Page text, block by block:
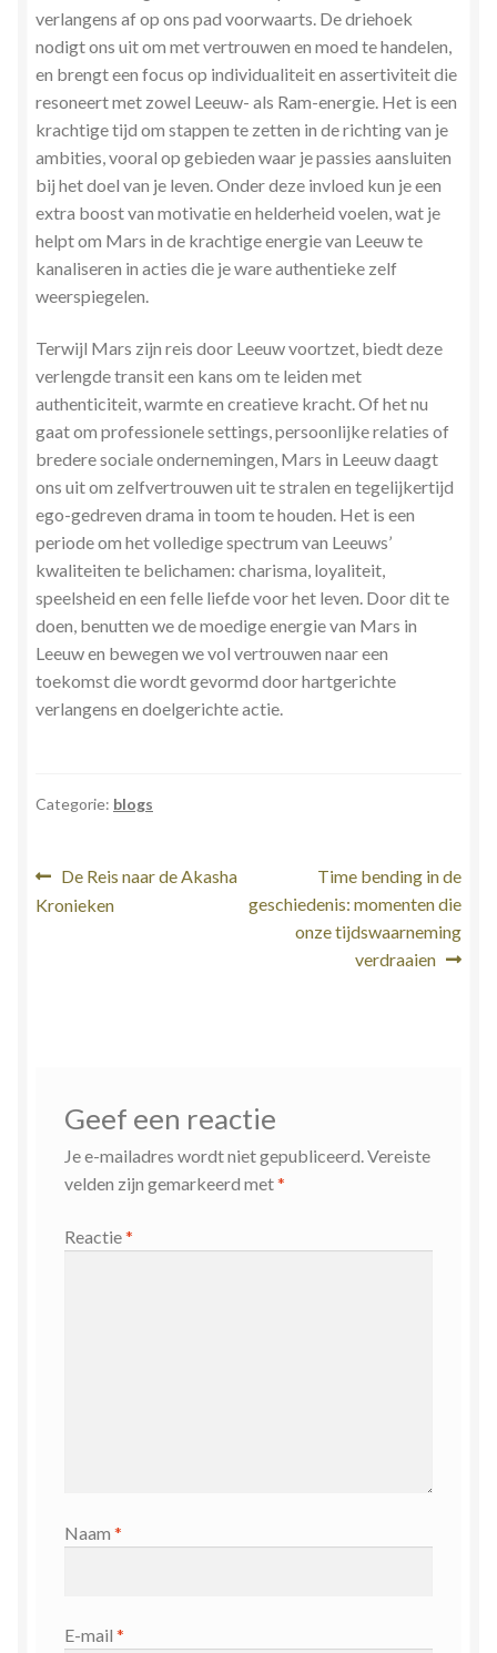
verlangens af op ons pad voorwaarts. De driehoek
nodigt ons uit om met vertrouwen en moed te handelen,
en brengt een focus op individualiteit en assertiviteit die
resoneert met zowel Leeuw- als Ram-energie. Het is een
krachtige tijd om stappen te zetten in de richting van je
ambities, vooral op gebieden waar je passies aansluiten
bij het doel van je leven. Onder deze invloed kun je een
extra boost van motivatie en helderheid voelen, wat je
helpt om Mars in de krachtige energie van Leeuw te
kanaliseren in acties die je ware authentieke zelf
weerspiegelen.
Terwijl Mars zijn reis door Leeuw voortzet, biedt deze
verlengde transit een kans om te leiden met
authenticiteit, warmte en creatieve kracht. Of het nu
gaat om professionele settings, persoonlijke relaties of
bredere sociale ondernemingen, Mars in Leeuw daagt
ons uit om zelfvertrouwen uit te stralen en tegelijkertijd
ego-gedreven drama in toom te houden. Het is een
periode om het volledige spectrum van Leeuws’
kwaliteiten te belichamen: charisma, loyaliteit,
speelsheid en een felle liefde voor het leven. Door dit te
doen, benutten we de moedige energie van Mars in
Leeuw en bewegen we vol vertrouwen naar een
toekomst die wordt gevormd door hartgerichte
verlangens en doelgerichte actie.
Categorie: blogs
Bericht
navigatie
Vorig
bericht:
De Reis naar de Akasha
Kronieken
Volgend
bericht:
Time bending in de
geschiedenis: momenten die
onze tijdswaarneming
verdraaien
Geef een reactie
Je e-mailadres wordt niet gepubliceerd.Vereiste
velden zijn gemarkeerd met*
Reactie*
Naam *
E-mail *